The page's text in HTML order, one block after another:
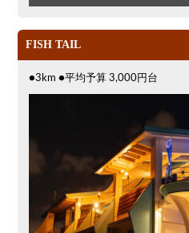
FISH TAIL
●3km ●平均予算 3,000円台